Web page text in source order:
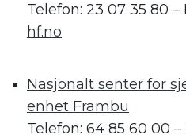
Telefon: 23 07 35 80 –
hf.no
Nasjonalt senter for
enhet Frambu
Telefon: 64 85 60 00 –